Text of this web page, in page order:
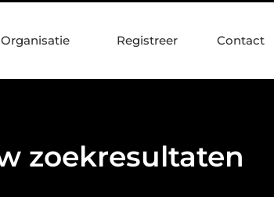
Registreer Contact
zoekresultaten